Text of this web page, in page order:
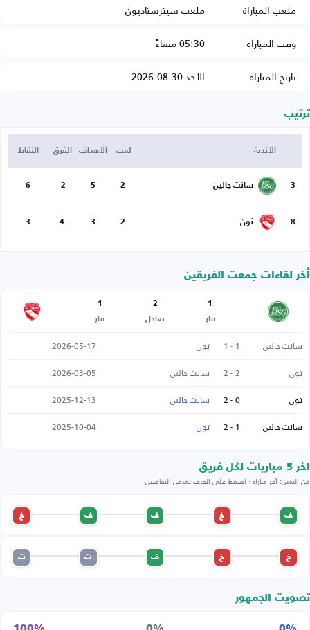
ملعب المباراة
ملعب سيترستاديون
وقت المباراة
05:30 مساءً
تاريخ المباراة
الأحد 30-08-2026
ترتيب
الأندية لعب الأهداف الفرق النقاط
3 سانت جالين 2
5
2
6
8 ثون 2
3
-4
3
أخر لقاءات جمعت الفريقين
1
فاز
2
تعادل
1
فاز
سانت جالين 1 - 1 ثون
2026-05-17
ثون
2 - 2 سانت جالين
2026-03-05
ثون
0 - 2 سانت جالين
2025-12-13
سانت جالين
1 - 2 ثون 2025-10-04
اخر 5 مباريات لكل فريق
من اليمين: آخر مباراة · اضغط على الحرف لعرض التفاصيل
ف خ ف ف خ
خ خ ف ت ت
تصويت الجمهور